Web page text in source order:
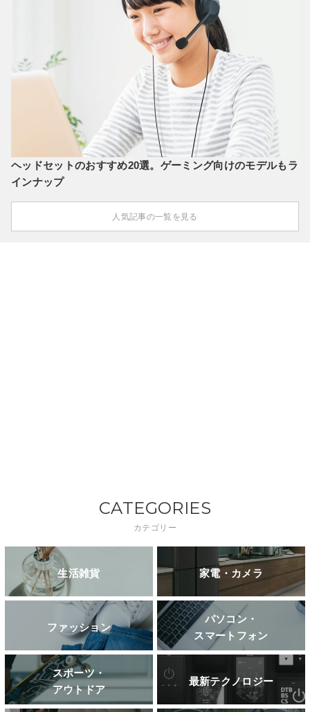
ヘッドセットのおすすめ20選。ゲーミング向けのモデルもラ
インナップ
人気記事の一覧を見る
CATEGORIES
カテゴリー
生活雑貨 家電・カメラ
ファッション
パソコン・
スマートフォン
スポーツ・
アウトドア
最新テクノロジー